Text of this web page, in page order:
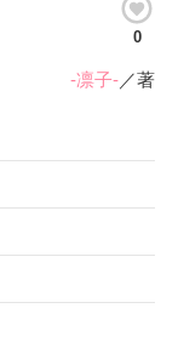
0
-凛子-／著